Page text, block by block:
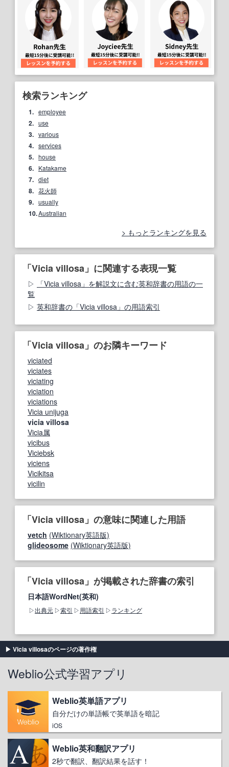
検索ランキング
1. employee
2. use
3. various
4. services
5. house
6. Katakame
7. diet
8. 花火師
9. usually
10.Australian
もっとランキングを見る
「Vicia villosa」に関連する表現一覧
「Vicia villosa」を解説文に含む英和辞書の用語の一
覧
英和辞書の「Vicia villosa」の用語索引
「Vicia villosa」のお隣キーワード
viciated
viciates
viciating
viciation
viciations
Vicia unijuga
vicia villosa
Vicia属
vicibus
Viciebsk
viciens
Vicikitsa
vicilin
「Vicia villosa」の意味に関連した用語
vetch (Wiktionary英語版)
glideosome (Wiktionary英語版)
「Vicia villosa」が掲載された辞書の索引
日本語WordNet(英和)
出典元 索引 用語索引 ランキング
Vicia villosaのページの著作権
Weblio公式学習アプリ
Weblio英単語アプリ
自分だけの単語帳で英単語を暗記
iOS
Weblio英和翻訳アプリ
2秒で翻訳、翻訳結果を話す！